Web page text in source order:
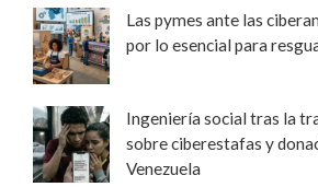
Las pymes ante las
por lo esencial para
Ingeniería social tras la
sobre ciberestafas y
Venezuela